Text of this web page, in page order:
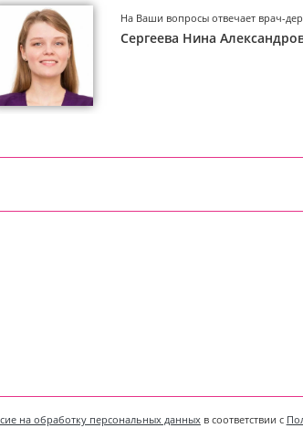
На Ваши вопросы отвечает врач-
Сергеева Нина
на обработку персональных данныхв соответствии с